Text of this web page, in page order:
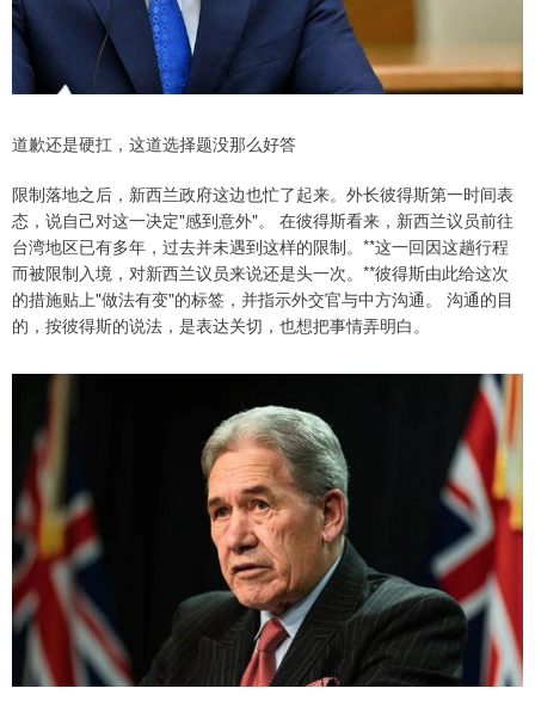
道歉还是硬扛，这道选择题没那么好答
限制落地之后，新西兰政府这边也忙了起来。外长彼得斯第一时间表
态，说自己对这一决定"感到意外"。 在彼得斯看来，新西兰议员前往
台湾地区已有多年，过去并未遇到这样的限制。**这一回因这趟行程
而被限制入境，对新西兰议员来说还是头一次。**彼得斯由此给这次
的措施贴上"做法有变"的标签，并指示外交官与中方沟通。 沟通的目
的，按彼得斯的说法，是表达关切，也想把事情弄明白。